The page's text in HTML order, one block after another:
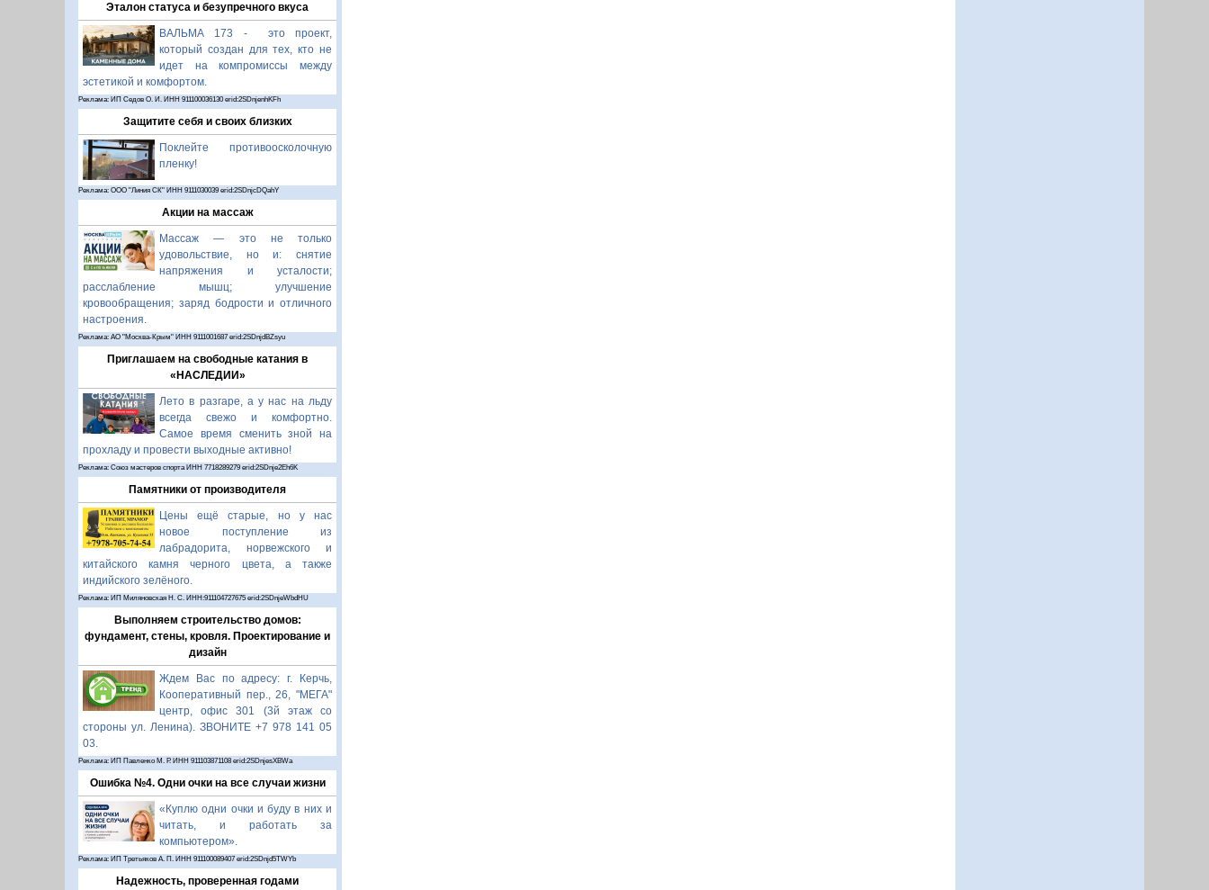
Эталон статуса и безупречного вкуса
ВАЛЬМА 173 - это проект,
который создан для тех, кто не
идет на компромиссы между
эстетикой и комфортом.
Реклама: ИП Седов О. И. ИНН 911100036130 erid:2SDnjenhKFh
Защитите себя и своих близких
Поклейте противоосколочную
пленку!
Реклама: ООО "Линия СК" ИНН 9111030039 erid:2SDnjcDQahY
Акции на массаж
Массаж — это не только
удовольствие, но и: снятие
напряжения и усталости;
расслабление мышц; улучшение
кровообращения; заряд бодрости и отличного
настроения.
Реклама: АО "Москва-Крым" ИНН 9111001687 erid:2SDnjdBZsyu
Приглашаем на свободные катания в
«НАСЛЕДИИ»
Лето в разгаре, а у нас на льду
всегда свежо и комфортно.
Самое время сменить зной на
прохладу и провести выходные активно!
Реклама: Союз мастеров спорта ИНН 7718289279 erid:2SDnje2Eh6K
Памятники от производителя
Цены ещё старые, но у нас
новое поступление из
лабрадорита, норвежского и
китайского камня черного цвета, а также
индийского зелёного.
Реклама: ИП Миляновская Н. С. ИНН:911104727675 erid:2SDnjeWbdHU
Выполняем строительство домов:
фундамент, стены, кровля. Проектирование и
дизайн
Ждем Вас по адресу: г. Керчь,
Кооперативный пер., 26, "МЕГА"
центр, офис 301 (3й этаж со
стороны ул. Ленина). ЗВОНИТЕ +7 978 141 05
03.
Реклама: ИП Павленко М. Р. ИНН 911103871108 erid:2SDnjesXBWa
Ошибка №4. Одни очки на все случаи жизни
«Куплю одни очки и буду в них и
читать, и работать за
компьютером».
Реклама: ИП Третьяков А. П. ИНН 911100089407 erid:2SDnjd5TWYb
Надежность, проверенная годами